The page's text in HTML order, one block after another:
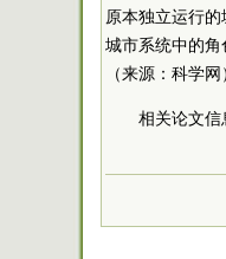
原本独立运行
城市系统中的角
（来源：科学网
相关论文信